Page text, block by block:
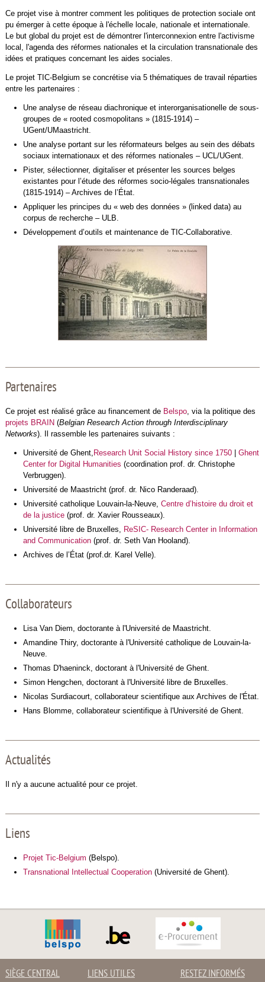
Ce projet vise à montrer comment les politiques de protection sociale ont
pu émerger à cette époque à l'échelle locale, nationale et internationale.
Le but global du projet est de démontrer l'interconnexion entre l'activisme
local, l'agenda des réformes nationales et la circulation transnationale des
idées et pratiques concernant les aides sociales.
Le projet TIC-Belgium se concrétise via 5 thématiques de travail réparties
entre les partenaires :
Une analyse de réseau diachronique et interorganisationelle de sous-
groupes de « rooted cosmopolitans » (1815-1914) –
UGent/UMaastricht.
Une analyse portant sur les réformateurs belges au sein des débats
sociaux internationaux et des réformes nationales – UCL/UGent.
Pister, sélectionner, digitaliser et présenter les sources belges
existantes pour l’étude des réformes socio-légales transnationales
(1815-1914) – Archives de l’État.
Appliquer les principes du « web des données » (linked data) au
corpus de recherche – ULB.
Développement d’outils et maintenance de TIC-Collaborative.
Partenaires
Ce projet est réalisé grâce au financement de Belspo, via la politique des
projets BRAIN (Belgian Research Action through Interdisciplinary
Networks). Il rassemble les partenaires suivants :
Université de Ghent, Research Unit Social History since 1750| Ghent
Center for Digital Humanities (coordination prof. dr. Christophe
Verbruggen).
Université de Maastricht (prof. dr. Nico Randeraad).
Université catholique Louvain-la-Neuve, Centre d’histoire du droit et
de la justice(prof. dr. Xavier Rousseaux).
Université libre de Bruxelles, ReSIC- Research Center in Information
and Communication(prof. dr. Seth Van Hooland).
Archives de l’État (prof.dr. Karel Velle).
Collaborateurs
Lisa Van Diem, doctorante à l'Université de Maastricht.
Amandine Thiry, doctorante à l'Université catholique de Louvain-la-
Neuve.
Thomas D'haeninck, doctorant à l'Université de Ghent.
Simon Hengchen, doctorant à l'Université libre de Bruxelles.
Nicolas Surdiacourt, collaborateur scientifique aux Archives de l'État.
Hans Blomme, collaborateur scientifique à l'Université de Ghent.
Actualités
Il n'y a aucune actualité pour ce projet.
Liens
Projet Tic-Belgium (Belspo).
Transnational Intellectual Cooperation (Université de Ghent).
SIÈGE CENTRAL LIENS UTILES RESTEZ INFORMÉS